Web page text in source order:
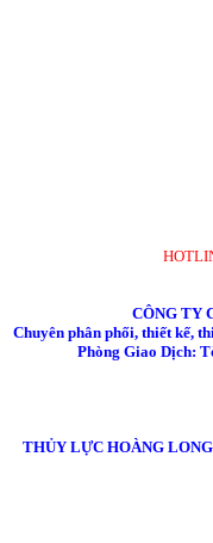
CÔNG TY
Chuyên phân phối, thiết kế,
Phòng Giao Dịch:
THỦY LỰC HOÀNG